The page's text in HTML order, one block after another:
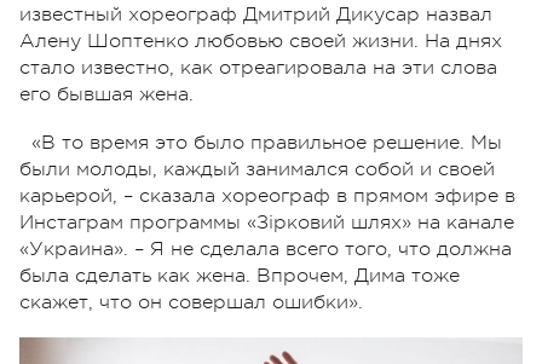
известный хореограф Дмитрий Дикусар назвал
Алену Шоптенко любовью своей жизни. На днях
стало известно, как отреагировала на эти слова
его бывшая жена.
«В то время это было правильное решение. Мы
были молоды, каждый занимался собой и своей
карьерой, – сказала хореограф в прямом эфире в
Инстаграм программы «Зірковий шлях» на канале
«Украина». – Я не сделала всего того, что должна
была сделать как жена. Впрочем, Дима тоже
скажет, что он совершал ошибки».